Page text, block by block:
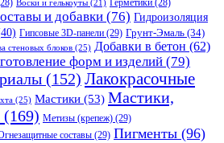
Воски и гелькоуты (21) Герметики (28)
и добавки (76) Гидроизоляция
Гипсовые 3D-панели (29) Грунт-Эмаль (34)
стеновых блоков (25) Добавки в бетон (62)
форм и изделий (79)
(152) Лакокрасочные
(25) Мастики (53) Мастики,
(169) Метизы (крепеж) (29)
составы (29) Пигменты (96)